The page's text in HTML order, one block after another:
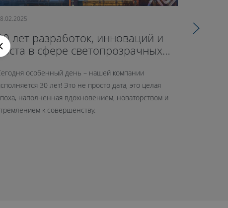
лет разработок, инноваций и
в сфере светопрозрачных
особенный день – нашей компании
30 лет! Это не просто дата, это целая
наполненная вдохновением, новаторством и
к совершенству.
71-й